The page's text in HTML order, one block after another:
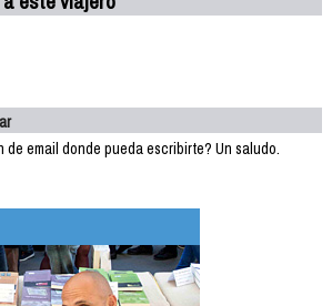
email donde pueda escribirte? Un saludo.